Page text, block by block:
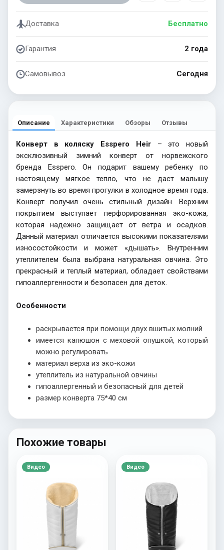
Доставка Бесплатно
Гарантия 2 года
Самовывоз Сегодня
Описание Характеристики Обзоры Отзывы
Конверт в коляску Esspero Heir– это новый
эксклюзивный зимний конверт от норвежского
бренда Esspero. Он подарит вашему ребенку по
настоящему мягкое тепло, что не даст малышу
замерзнуть во время прогулки в холодное время года.
Конверт получил очень стильный дизайн. Верхним
покрытием выступает перфорированная эко-кожа,
которая надежно защищает от ветра и осадков.
Данный материал отличается высокими показателями
износостойкости и может «дышать». Внутренним
утеплителем была выбрана натуральная овчина. Это
прекрасный и теплый материал, обладает свойствами
гипоаллергенности и безопасен для деток.
Особенности
раскрывается при помощи двух вшитых молний
имеется капюшон с меховой опушкой, который
можно регулировать
материал верха из эко-кожи
утеплитель из натуральной овчины
гипоаллергенный и безопасный для детей
размер конверта 75*40 см
Похожие товары
Видео Видео